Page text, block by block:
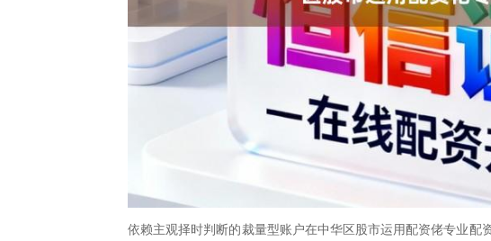
依赖主观择时判断的裁量型账户在中华区股市运用配资佬专业配